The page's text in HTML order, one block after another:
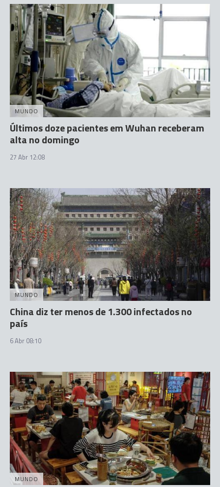
MUNDO
Últimos doze pacientes em Wuhan receberam
alta no domingo
27 Abr 12:08
MUNDO
China diz ter menos de 1.300 infectados no
país
6 Abr 08:10
MUNDO